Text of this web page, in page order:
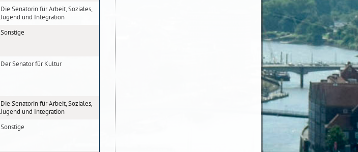
Die Senatorin für Arbeit, Soziales,
Jugend und Integration
Sonstige
Der Senator für Kultur
Die Senatorin für Arbeit, Soziales,
Jugend und Integration
Sonstige